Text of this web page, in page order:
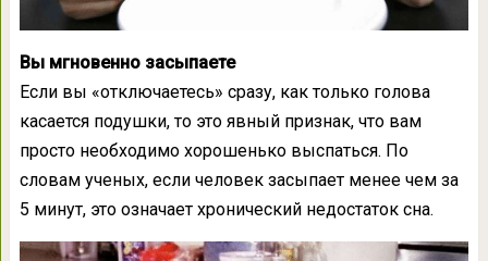
Вы мгновенно засыпаете
Если вы «отключаетесь» сразу, как только голова
касается подушки, то это явный признак, что вам
просто необходимо хорошенько выспаться. По
словам ученых, если человек засыпает менее чем за
5 минут, это означает хронический недостаток сна.